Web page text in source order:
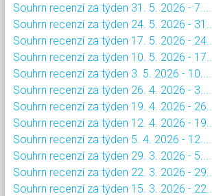
Souhrn recenzí za týden 31. 5. 2026 - 7....
Souhrn recenzí za týden 24. 5. 2026 - 31....
Souhrn recenzí za týden 17. 5. 2026 - 24....
Souhrn recenzí za týden 10. 5. 2026 - 17....
Souhrn recenzí za týden 3. 5. 2026 - 10....
Souhrn recenzí za týden 26. 4. 2026 - 3....
Souhrn recenzí za týden 19. 4. 2026 - 26....
Souhrn recenzí za týden 12. 4. 2026 - 19....
Souhrn recenzí za týden 5. 4. 2026 - 12....
Souhrn recenzí za týden 29. 3. 2026 - 5....
Souhrn recenzí za týden 22. 3. 2026 - 29....
Souhrn recenzí za týden 15. 3. 2026 - 22....